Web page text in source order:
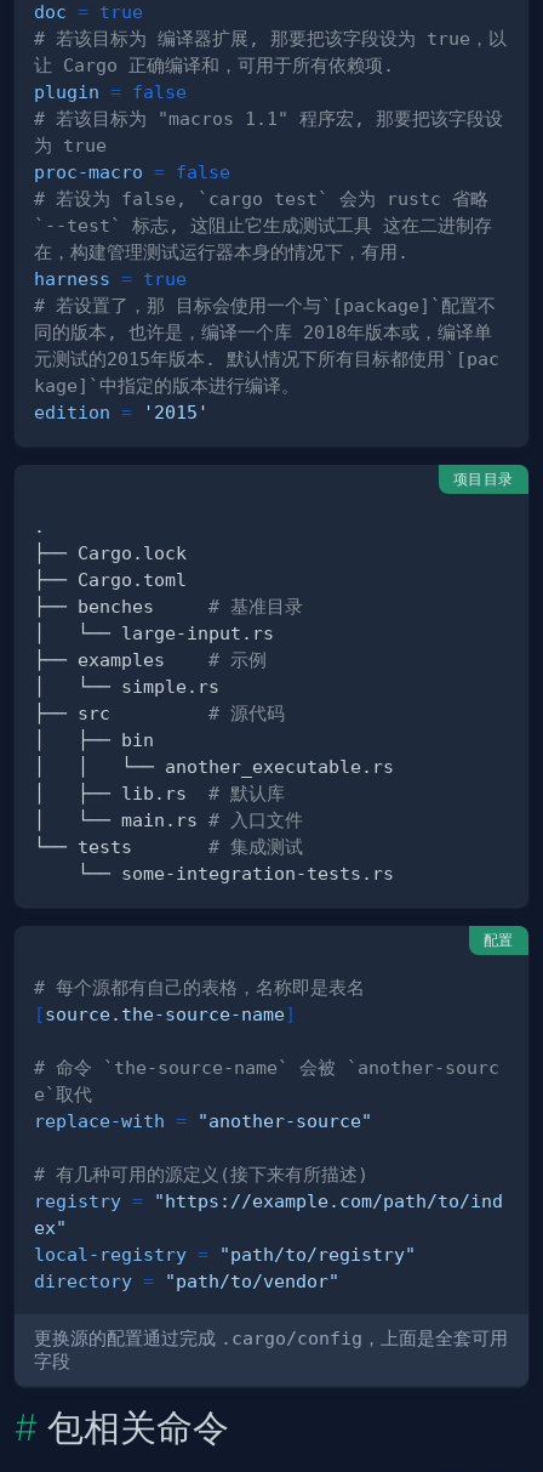
doc = true
# 若该目标为 编译器扩展, 那要把该字段设为 true，以
让 Cargo 正确编译和，可用于所有依赖项.
plugin = false
# 若该目标为 "macros 1.1" 程序宏, 那要把该字段设
为 true
proc-macro = false
# 若设为 false, `cargo test` 会为 rustc 省略
`--test` 标志, 这阻止它生成测试工具 这在二进制存
在，构建管理测试运行器本身的情况下，有用.
harness = true
# 若设置了，那 目标会使用一个与`[package]`配置不
同的版本, 也许是，编译一个库 2018年版本或，编译单
元测试的2015年版本. 默认情况下所有目标都使用`[pac
kage]`中指定的版本进行编译。
edition = '2015'
项目目录
.
├── benches # 基准目录
├── examples # 示例
├── src # 源代码
│   ├── lib.rs # 默认库
│   └── main.rs # 入口文件
└── tests # 集成测试
配置
# 每个源都有自己的表格，名称即是表名
[source.the-source-name]
# 命令 `the-source-name` 会被 `another-sourc
e`取代
replace-with = "another-source"
# 有几种可用的源定义(接下来有所描述)
registry =
"https://example.com/path/to/ind
ex"
local-registry =
"path/to/registry"
directory = "path/to/vendor"
更换源的配置通过完成 .cargo/config ，上面是全套可用
字段
包相关命令